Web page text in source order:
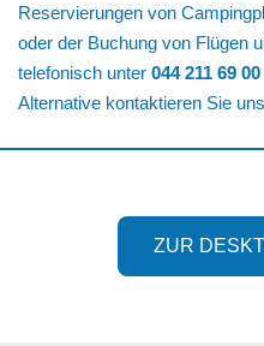
Reservierungen von
oder der Buchung von Flügen
telefonisch unter 044 211 69 00
Alternative kontaktieren Sie
ZUR